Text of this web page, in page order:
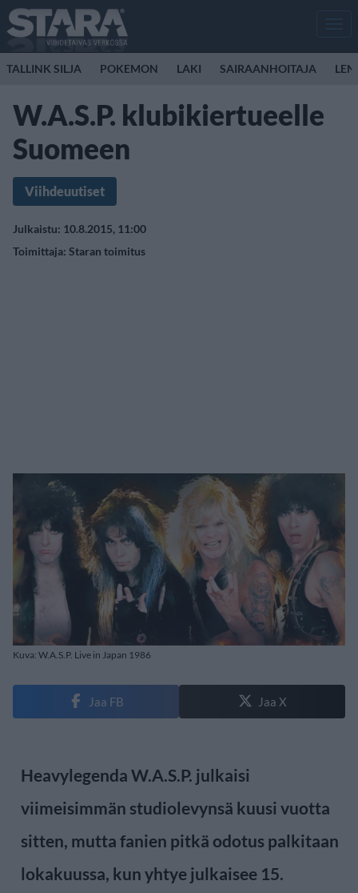
TALLINK SILJA POKEMON LAKI SAIRAANHOITAJA
W.A.S.P. klubikiertueelle
Suomeen
Viihdeuutiset
Julkaistu: 10.8.2015, 11:00
Toimittaja: Staran toimitus
Kuva: W.A.S.P. Live in Japan 1986
Jaa FB Jaa X
Heavylegenda W.A.S.P. julkaisi
viimeisimmän studiolevynsä kuusi vuotta
sitten, mutta fanien pitkä odotus palkitaan
lokakuussa, kun yhtye julkaisee 15.